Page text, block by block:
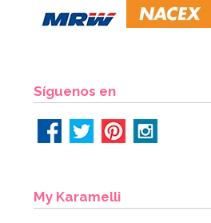
Síguenos en
My Karamelli